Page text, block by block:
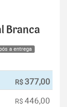
Branca
a entrega
R$ 377,00
R$ 446,00